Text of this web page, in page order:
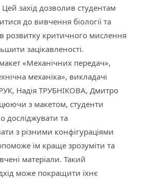
захід дозволив студентам
до вивчення біології та
розвитку критичного мислення
зацікавленості.
«Механічних передач»,
механіка», викладачі
Надія ТРУБНІКОВА, Дмитро
з макетом, студенти
досліджувати та
з різними конфігураціями
їм краще зрозуміти та
матеріали. Такий
може покращити їхнє